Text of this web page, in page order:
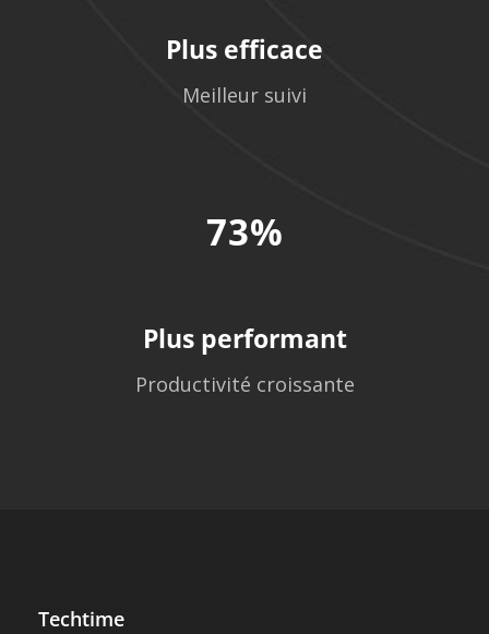
Plus efficace
Meilleur suivi
73%
Plus performant
Productivité croissante
Techtime